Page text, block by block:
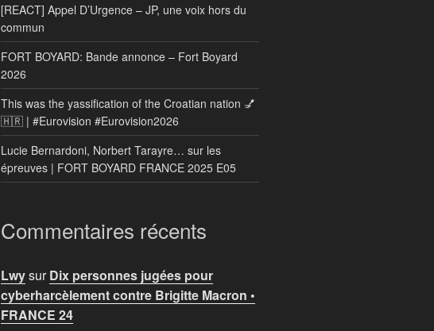
[REACT] Appel D’Urgence – JP, une voix hors du
commun
FORT BOYARD: Bande annonce – Fort Boyard
2026
This was the yassification of the Croatian nation 💅
🇭🇷 | #Eurovision #Eurovision2026
Lucie Bernardoni, Norbert Tarayre… sur les
épreuves | FORT BOYARD FRANCE 2025 E05
Commentaires récents
LwysurDix personnes jugées pour
cyberharcèlement contre Brigitte Macron •
FRANCE 24